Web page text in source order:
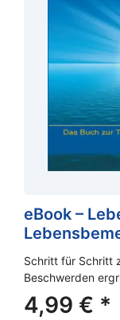
eBook –
Schritt für Schritt
Beschwerden
4,99 € *